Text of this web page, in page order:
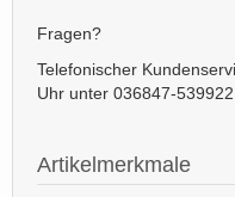
Fragen?
Telefonischer
Uhr unter 036847-
Artikelmerkmale